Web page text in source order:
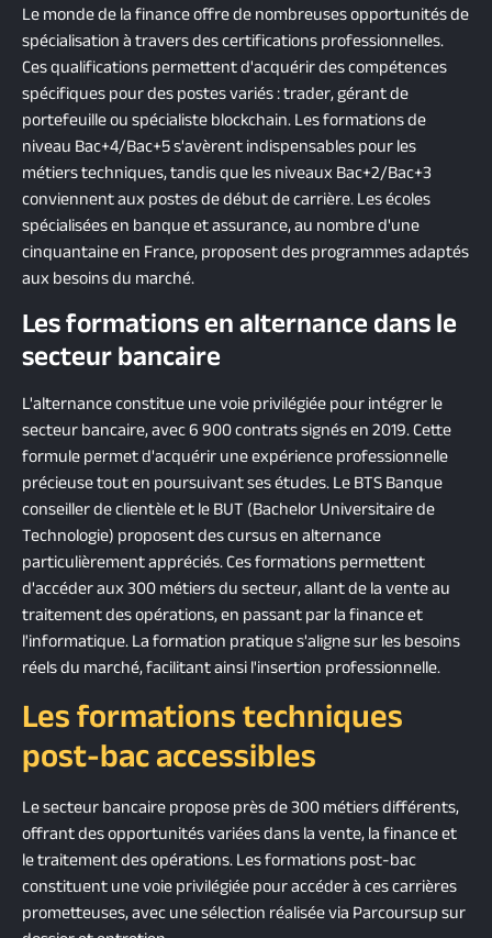
Le monde de la finance offre de nombreuses opportunités de
spécialisation à travers des certifications professionnelles.
Ces qualifications permettent d'acquérir des compétences
spécifiques pour des postes variés : trader, gérant de
portefeuille ou spécialiste blockchain. Les formations de
niveau Bac+4/Bac+5 s'avèrent indispensables pour les
métiers techniques, tandis que les niveaux Bac+2/Bac+3
conviennent aux postes de début de carrière. Les écoles
spécialisées en banque et assurance, au nombre d'une
cinquantaine en France, proposent des programmes adaptés
aux besoins du marché.
Les formations en alternance dans le
secteur bancaire
L'alternance constitue une voie privilégiée pour intégrer le
secteur bancaire, avec 6 900 contrats signés en 2019. Cette
formule permet d'acquérir une expérience professionnelle
précieuse tout en poursuivant ses études. Le BTS Banque
conseiller de clientèle et le BUT (Bachelor Universitaire de
Technologie) proposent des cursus en alternance
particulièrement appréciés. Ces formations permettent
d'accéder aux 300 métiers du secteur, allant de la vente au
traitement des opérations, en passant par la finance et
l'informatique. La formation pratique s'aligne sur les besoins
réels du marché, facilitant ainsi l'insertion professionnelle.
Les formations techniques
post-bac accessibles
Le secteur bancaire propose près de 300 métiers différents,
offrant des opportunités variées dans la vente, la finance et
le traitement des opérations. Les formations post-bac
constituent une voie privilégiée pour accéder à ces carrières
prometteuses, avec une sélection réalisée via Parcoursup sur